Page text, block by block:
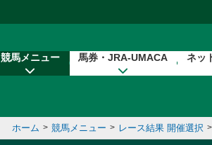
競馬メニュー 馬券・JRA-UMACA ネッ
ホーム > 競馬メニュー > レース結果 開催選択 >